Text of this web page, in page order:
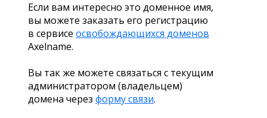
Если вам интересно это доменное имя,
вы можете заказать его регистрацию
в сервисе освобождающихся доменов
Axelname.
Вы так же можете связаться с текущим
администратором (владельцем)
домена через форму связи.